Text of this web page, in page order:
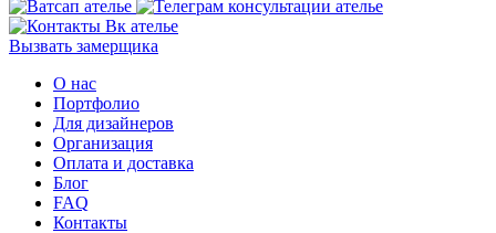
Вызвать замерщика
О нас
Портфолио
Для дизайнеров
Организация
Оплата и доставка
Блог
FAQ
Контакты